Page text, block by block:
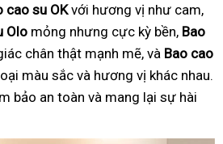
cao su OKvới hương vị như cam,
Olo mỏng nhưng cực kỳ bền, Bao
chân thật mạnh mẽ, và Bao cao
màu sắc và hương vị khác nhau.
bảo an toàn và mang lại sự hài